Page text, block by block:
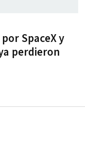
SpaceX y
perdieron